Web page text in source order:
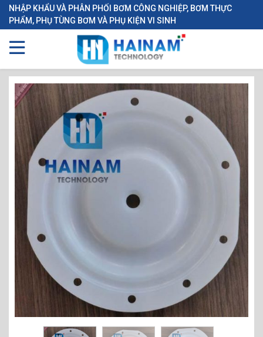
NHẬP KHẨU VÀ PHÂN PHỐI BƠM CÔNG NGHIỆP, BƠM THỰC
PHẨM, PHỤ TÙNG BƠM VÀ PHỤ KIỆN VI SINH